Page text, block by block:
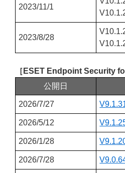
2023/11/1
2023/8/28
［ESET Endpoint Security
公開日
2026/7/27
2026/5/12
2026/1/28
2026/7/28